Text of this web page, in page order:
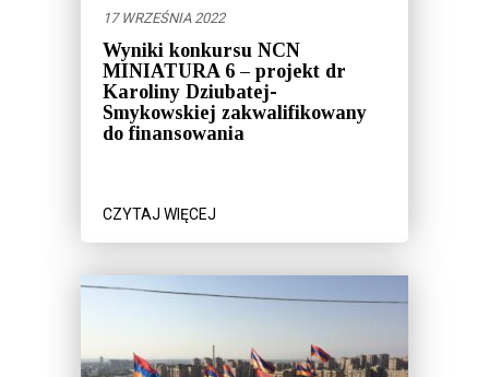
17 WRZEŚNIA 2022
Wyniki konkursu NCN
MINIATURA 6 – projekt dr
Karoliny Dziubatej-
Smykowskiej zakwalifikowany
do finansowania
CZYTAJ WIĘCEJ